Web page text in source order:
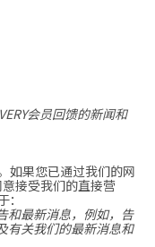
会员回馈的新闻和
如果您已通过我们的网
接受我们的直接营
和最新消息，例如，告
有关我们的最新消息和